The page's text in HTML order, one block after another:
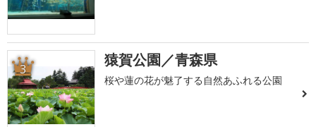
3 猿賀公園／青森県
桜や蓮の花が魅了する自然あふれる公園